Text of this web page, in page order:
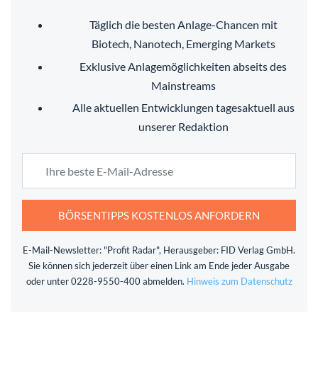
Täglich die besten Anlage-Chancen mit
Biotech, Nanotech, Emerging Markets
Exklusive Anlagemöglichkeiten abseits des
Mainstreams
Alle aktuellen Entwicklungen tagesaktuell aus
unserer Redaktion
BÖRSENTIPPS KOSTENLOS ANFORDERN
E-Mail-Newsletter: "Profit Radar", Herausgeber: FID Verlag GmbH.
Sie können sich jederzeit über einen Link am Ende jeder Ausgabe
oder unter 0228-9550-400 abmelden. Hinweis zum Datenschutz